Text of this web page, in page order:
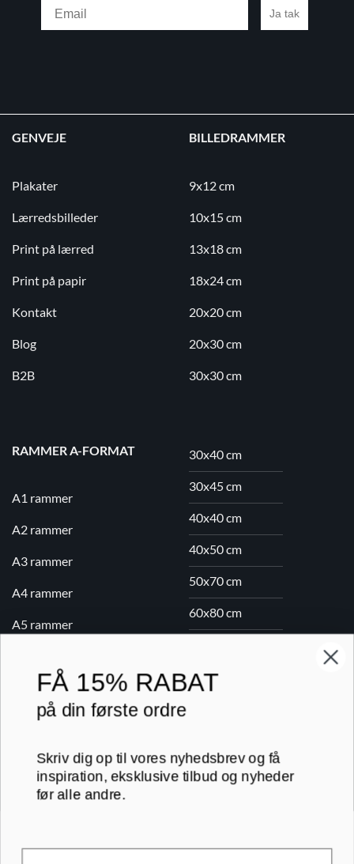
Ja tak
GENVEJE
Plakater
Lærredsbilleder
Print på lærred
Print på papir
Kontakt
Blog
B2B
BILLEDRAMMER
9x12 cm
10x15 cm
13x18 cm
18x24 cm
20x20 cm
20x30 cm
30x30 cm
RAMMER A-FORMAT
A1 rammer
A2 rammer
A3 rammer
A4 rammer
A5 rammer
30x40 cm
30x45 cm
40x40 cm
40x50 cm
50x70 cm
60x80 cm
Printogrammer.dk · Navervej 21 · 8382 Hinnerup · CVR 40736166 ·
(+45) 8844 1630 · kundeservice@printogrammer.dk
© 2026 Printogrammer.dk
FÅ 15% RABAT
på din første ordre
Skriv dig op til vores nyhedsbrev og få
inspiration, eksklusive tilbud og nyheder
før alle andre.